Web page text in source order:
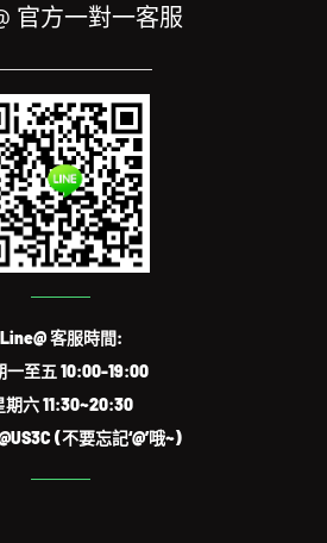
官方一對一客服
Line@ 客服時間:
一至五 10:00-19:00
期六 11:30~20:30
(不要忘記‘@’哦~)